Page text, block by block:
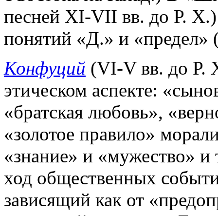
песней XI-VII вв. до Р.
понятий «Д.» и «предел»
Конфуций (VI-V вв. до Р.
этическом аспекте:
«братская любовь»,
«золотое правило»
«знание» и «мужество»
ход общественных
зависящий как от